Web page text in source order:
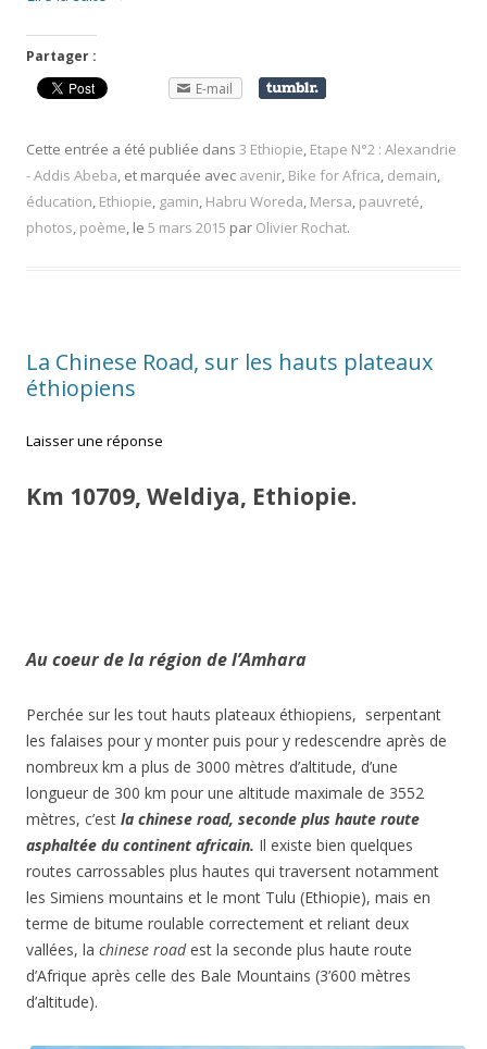
Partager :
E-mail
Cette entrée a été publiée dans 3 Ethiopie Etape N°2 : Alexandrie
- Addis Abeba , et marquée avec avenir Bike for Africa demain
éducation Ethiopie gamin Habru Woreda Mersa pauvreté
photos poème , le 5 mars 2015 par Olivier Rochat.
La Chinese Road, sur les hauts plateaux
éthiopiens
Laisser une réponse
Km 10709, Weldiya, Ethiopie.
Au coeur de la région de l’Amhara
Perchée sur les tout hauts plateaux éthiopiens, serpentant
les falaises pour y monter puis pour y redescendre après de
nombreux km a plus de 3000 mètres d’altitude, d’une
longueur de 300 km pour une altitude maximale de 3552
mètres, c’est la chinese road, seconde plus haute route
asphaltée du continent africain. Il existe bien quelques
routes carrossables plus hautes qui traversent notamment
les Simiens mountains et le mont Tulu (Ethiopie), mais en
terme de bitume roulable correctement et reliant deux
vallées, la chinese roadest la seconde plus haute route
d’Afrique après celle des Bale Mountains (3’600 mètres
d’altitude).